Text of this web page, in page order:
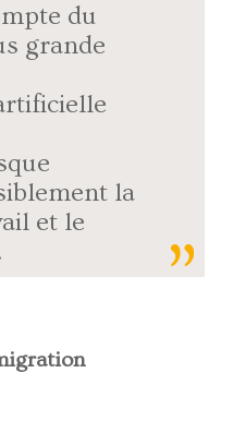
du
grande
la
et le